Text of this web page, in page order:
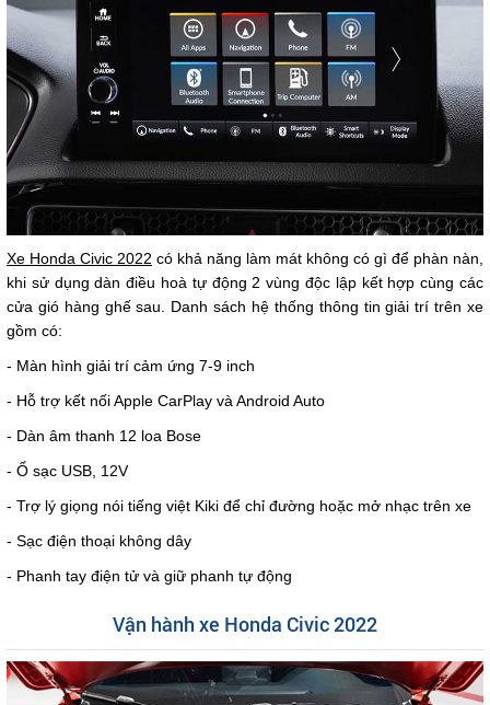
Xe Honda Civic 2022 có khả năng làm mát không có gì để phàn nàn,
khi sử dụng dàn điều hoà tự động 2 vùng độc lập kết hợp cùng các
cửa gió hàng ghế sau. Danh sách hệ thống thông tin giải trí trên xe
gồm có:
- Màn hình giải trí cảm ứng 7-9 inch
- Hỗ trợ kết nối Apple CarPlay và Android Auto
- Dàn âm thanh 12 loa Bose
- Ổ sạc USB, 12V
- Trợ lý giọng nói tiếng việt Kiki để chỉ đường hoặc mở nhạc trên xe
- Sạc điện thoại không dây
- Phanh tay điện tử và giữ phanh tự động
Vận hành xe Honda Civic 2022